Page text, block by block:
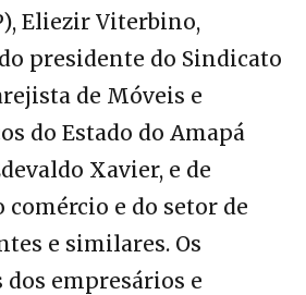
Eliezir Viterbino,
presidente do Sindicato
de Móveis e
do Estado do Amapá
Xavier, e de
comércio e do setor de
e similares. Os
empresários e